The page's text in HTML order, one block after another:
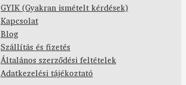
GYIK (Gyakran ismételt kérdések)
Kapcsolat
Blog
Szállítás és fizetés
Általános szerződési feltételek
Adatkezelési tájékoztató